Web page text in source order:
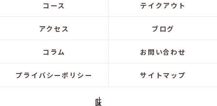
コース テイクアウト
アクセス ブログ
コラム お問い合わせ
プライバシーポリシー サイトマップ